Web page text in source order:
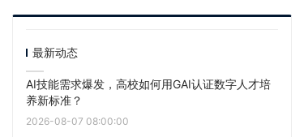
最新动态
AI技能需求爆发，高校如何用GAI认证数字人才培
养新标准？
2026-08-07 08:00:00